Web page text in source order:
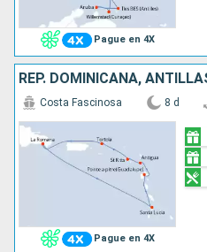
Pague en 4X
Pague en 4X
Costa Fascinosa 8 d